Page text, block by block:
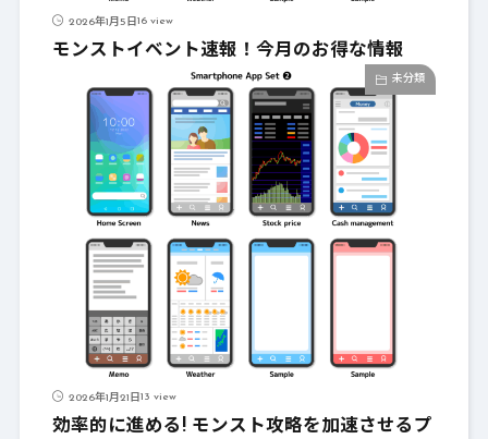
2026年1月5日16 view
モンストイベント速報！今月のお得な情報
未分類
2026年1月21日13 view
効率的に進める! モンスト攻略を加速させるプ